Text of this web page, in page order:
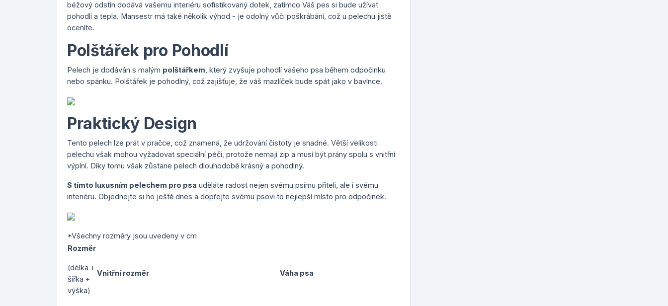
béžový odstín dodává vašemu interiéru sofistikovaný dotek, zatímco Váš pes si bude užívat
pohodlí a tepla. Mansestr má také několik výhod - je odolný vůči poškrábání, což u pelechu jistě
oceníte.
Polštářek pro Pohodlí
Pelech je dodáván s malým polštářkem , který zvyšuje pohodlí vašeho psa během odpočinku
nebo spánku. Polštářek je pohodlný, což zajišťuje, že váš mazlíček bude spát jako v bavlnce.
Praktický Design
Tento pelech lze prát v pračce, což znamená, že udržování čistoty je snadné. Větší velikosti
pelechu však mohou vyžadovat speciální péči, protože nemají zip a musí být prány spolu s vnitřní
výplní. Díky tomu však zůstane pelech dlouhodobě krásný a pohodlný.
S tímto luxusním pelechem pro psa uděláte radost nejen svému psímu příteli, ale i svému
interiéru. Objednejte si ho ještě dnes a dopřejte svému psovi to nejlepší místo pro odpočinek.
*Všechny rozměry jsou uvedeny v cm
Rozměr
(délka +
šířka +
výška)
Vnitřní rozměr Váha psa